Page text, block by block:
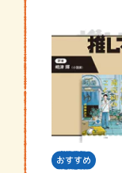
おすすめ